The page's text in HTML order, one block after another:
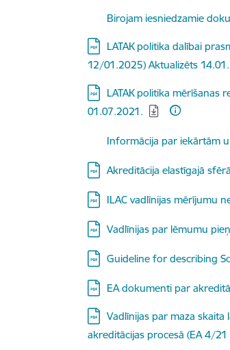
Lejupielādēt:
Birojam iesniedzamie
Lejupielādēt:
LATAK politika dalībai
12/01.2025) Aktualizēts
Lejupielādēt:
LATAK politika mērīšanas
01.07.2021.
Lejupielādēt:
Informācija par iekārtām
Lejupielādēt:
Akreditācija elastīgajā
Lejupielādēt:
ILAC vadlīnijas mērījumu
Lejupielādēt:
Vadlīnijas par lēmumu
Lejupielādēt:
Guideline for describing
Lejupielādēt:
EA dokumenti par
Lejupielādēt:
Vadlīnijas par maza
akreditācijas procesā (EA 4/21